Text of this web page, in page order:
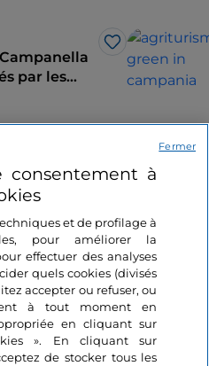
J’aime
par les
consentement à
et de profilage à
pour améliorer la
effectuer des analyses
quels cookies (divisés
accepter ou refuser, ou
à tout moment en
en cliquant sur
». En cliquant sur
de stocker tous les
Fermer